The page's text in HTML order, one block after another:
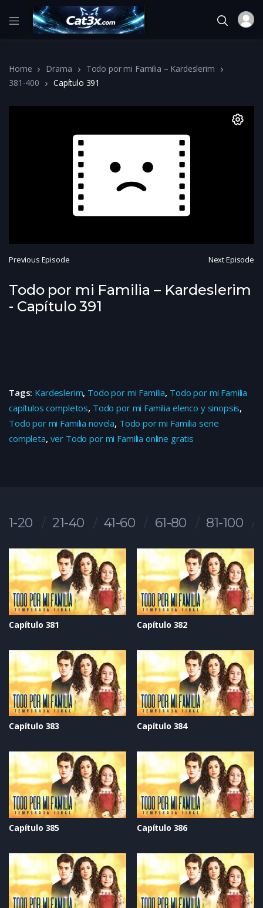
Home Drama
Todo por mi Familia – Kardeslerim
381-400
Capítulo 391
Previous Episode Next Episode
Todo por mi Familia – Kardeslerim
- Capítulo 391
Tags: Kardeslerim, Todo por mi Familia, Todo por mi Familia
capítulos completos, Todo por mi Familia elenco y sinopsis,
Todo por mi Familia novela, Todo por mi Familia serie
completa, ver Todo por mi Familia online gratis
1-20 21-40 41-60 61-80 81-100
Capítulo 381 Capítulo 382
Capítulo 383 Capítulo 384
Capítulo 385 Capítulo 386